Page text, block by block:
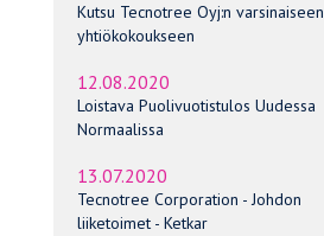
Kutsu Tecnotree Oyj:n varsinaiseen
yhtiökokoukseen
12.08.2020
Loistava Puolivuotistulos Uudessa
Normaalissa
13.07.2020
Tecnotree Corporation - Johdon
liiketoimet - Ketkar